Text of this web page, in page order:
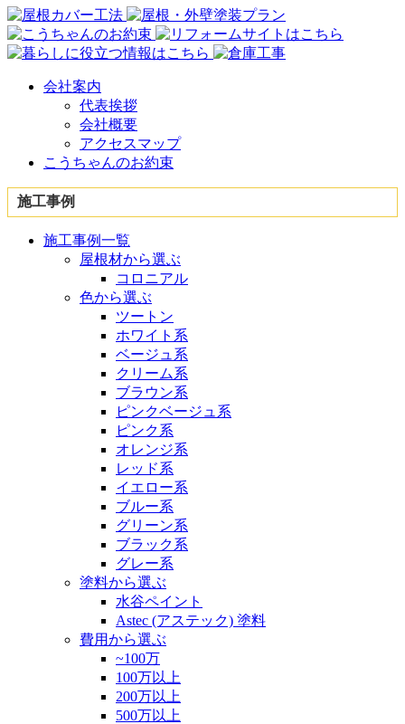
会社案内
代表挨拶
会社概要
アクセスマップ
こうちゃんのお約束
施工事例
施工事例一覧
屋根材から選ぶ
コロニアル
色から選ぶ
ツートン
ホワイト系
ベージュ系
クリーム系
ブラウン系
ピンクベージュ系
ピンク系
オレンジ系
レッド系
イエロー系
ブルー系
グリーン系
ブラック系
グレー系
塗料から選ぶ
水谷ペイント
Astec (アステック) 塗料
費用から選ぶ
~100万
100万以上
200万以上
500万以上